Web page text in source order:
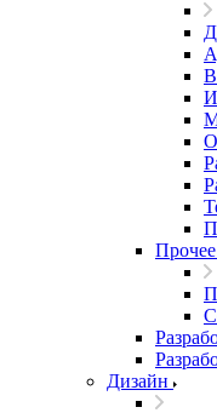
Прочее
Дизайн